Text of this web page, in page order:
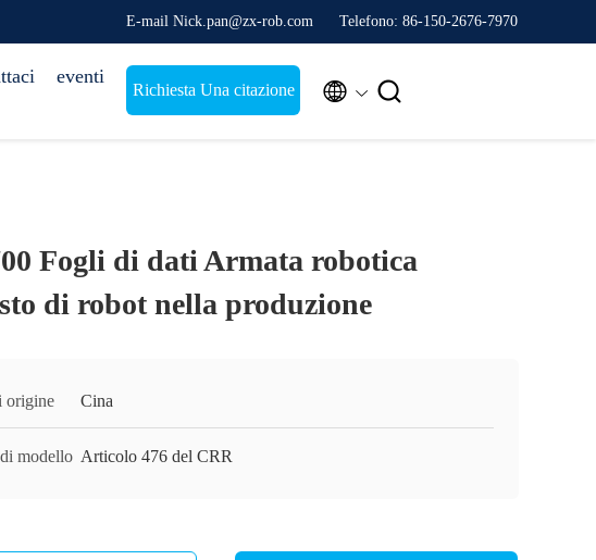
E-mail Nick.pan@zx-rob.com Telefono: 86-150-2676-7970
eventi
Richiesta Una citazione  
Fogli di dati Armata robotica
di robot nella produzione
origine Cina
modello Articolo 476 del CRR